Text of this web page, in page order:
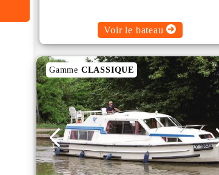
Voir le bateau
Gamme CLASSIQUE